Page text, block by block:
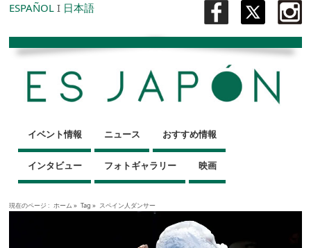
ESPAÑOL I 日本語
イベント情報 ニュース おすすめ情報
インタビュー フォトギャラリー 映画
現在のページ : ホーム » Tag » スペイン人ダンサー